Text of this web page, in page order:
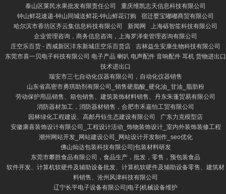
泰山区莱民水果批发有限责任公司
重庆维凯志天信息科技有限公司
钟山鲜花速递-钟山同城送鲜花-钟山鲜花订购
宿迁婴宝嘟嘟商贸有限公司
哈尔滨市香坊区齐云集信息科技有限公司
新闻网
上海砾智笙科技有限公司
企业管理咨询，商务信息咨询，上海罗泽奎管理咨询有限公司
庄空乐百货 - 西咸新区沣东新城庄空乐百货店
吉林益生安康生物科技有限公司
东莞市喜一贝电子科技有限公司 电子产品 喇叭 电声配件 音响配件 耳机 货物进出口
技术进出口
瑞安市三七自动化仪器有限公司，自动化仪器销售
山东省高密市勇琪助剂有限公司_销售硬脂酸_硬化油_甘油_脂肪粉
劳动保护用品销售、箱包销售、建筑装饰材料销售、丹东朱蓬贸易有限公司
消防器材加工，消防器材销售，合肥市禾嘉怡工贸有限公司
园林绿化工程建设、高邮丹钰生态建设有限公司
广东力克模型店
安徽康喜装饰设计有限公司_工程设计活动_饰物装饰设计_室内外装饰装修工程
潮州网站开发_网站建设公司_网站设计开发制作_seo优化
佛山灿达包装科技有限公司|包装材料研发
东莞市攀胜食品有限公司，食品生产，批发，零售，预包装食品
软件开发、计算机软硬件及辅助设备批发、计算机软硬件及辅助设备零售、建筑材
料销售、沧州风津科技有限公司
辽宁长平电子设备有限公司|电子|机械设备维护